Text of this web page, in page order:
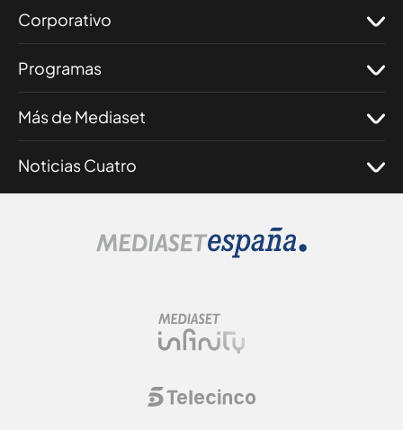
Corporativo
Programas
Más de Mediaset
Noticias Cuatro